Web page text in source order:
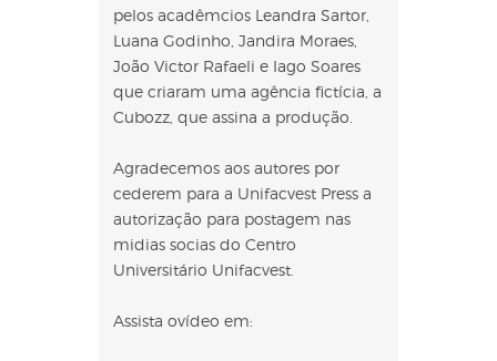
pelos acadêmcios Leandra Sartor,
Luana Godinho, Jandira Moraes,
João Victor Rafaeli e Iago Soares
que criaram uma agência fictícia, a
Cubozz, que assina a produção.
Agradecemos aos autores por
cederem para a Unifacvest Press a
autorização para postagem nas
midias socias do Centro
Universitário Unifacvest.
Assista ovídeo em: